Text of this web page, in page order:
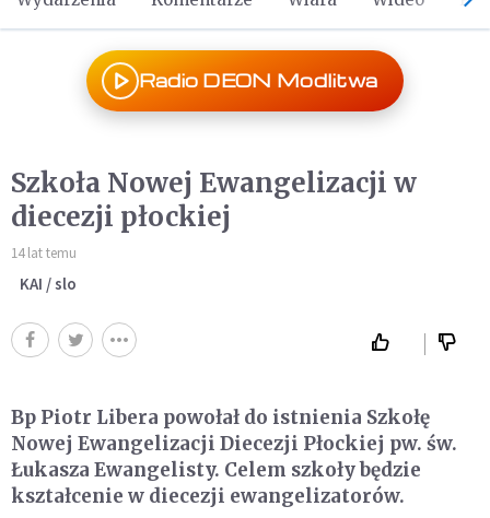
Radio DEON Modlitwa
Szkoła Nowej Ewangelizacji w
diecezji płockiej
14 lat temu
KAI / slo
Bp Piotr Libera powołał do istnienia Szkołę
Nowej Ewangelizacji Diecezji Płockiej pw. św.
Łukasza Ewangelisty. Celem szkoły będzie
kształcenie w diecezji ewangelizatorów.